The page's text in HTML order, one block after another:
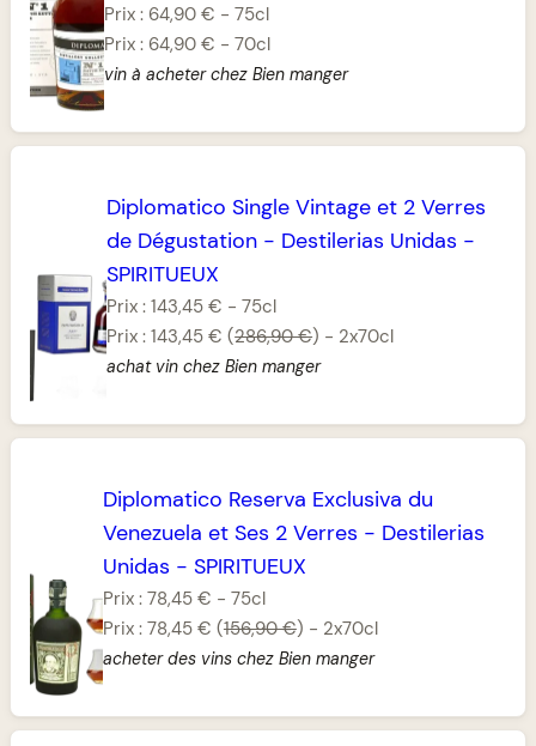
Prix : 64,90 € - 75cl
Prix : 64,90 € - 70cl
vin à acheter chez Bien manger
Diplomatico Single Vintage et 2 Verres
de Dégustation - Destilerias Unidas -
SPIRITUEUX
Prix :143,45 € -75cl
Prix :143,45 € (286,90 €) - 2x70cl
achat vin chez Bien manger
Diplomatico Reserva Exclusiva du
Venezuela et Ses 2 Verres - Destilerias
Unidas - SPIRITUEUX
Prix : 78,45 € - 75cl
Prix : 78,45 € (156,90 €) - 2x70cl
acheter des vins chez Bien manger